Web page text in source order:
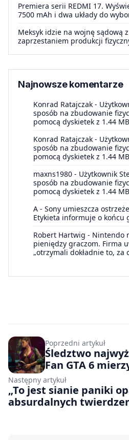
Premiera serii REDMI 17.
7500 mAh i dwa układy do
Meksyk idzie na wojnę sądową
zaprzestaniem produkcji
Najnowsze komentarze
Konrad Ratajczak -
sposób na zbudowanie
pomocą dyskietek z 1.44
Konrad Ratajczak -
sposób na zbudowanie
pomocą dyskietek z 1.44
maxns1980 - Użytkownik
sposób na zbudowanie
pomocą dyskietek z 1.44
A - Sony umieszcza
Etykieta informuje o końcu
Robert Hartwig - Nintendo
pieniędzy graczom. Firma
„otrzymali dokładnie to, za
Poprzedni artykuł
Śledztwo
Fan GTA 6
wokół biura
przewidzieć,
nowy zwiastun
Następny artykuł
„To jest sianie paniki
absurdalnych